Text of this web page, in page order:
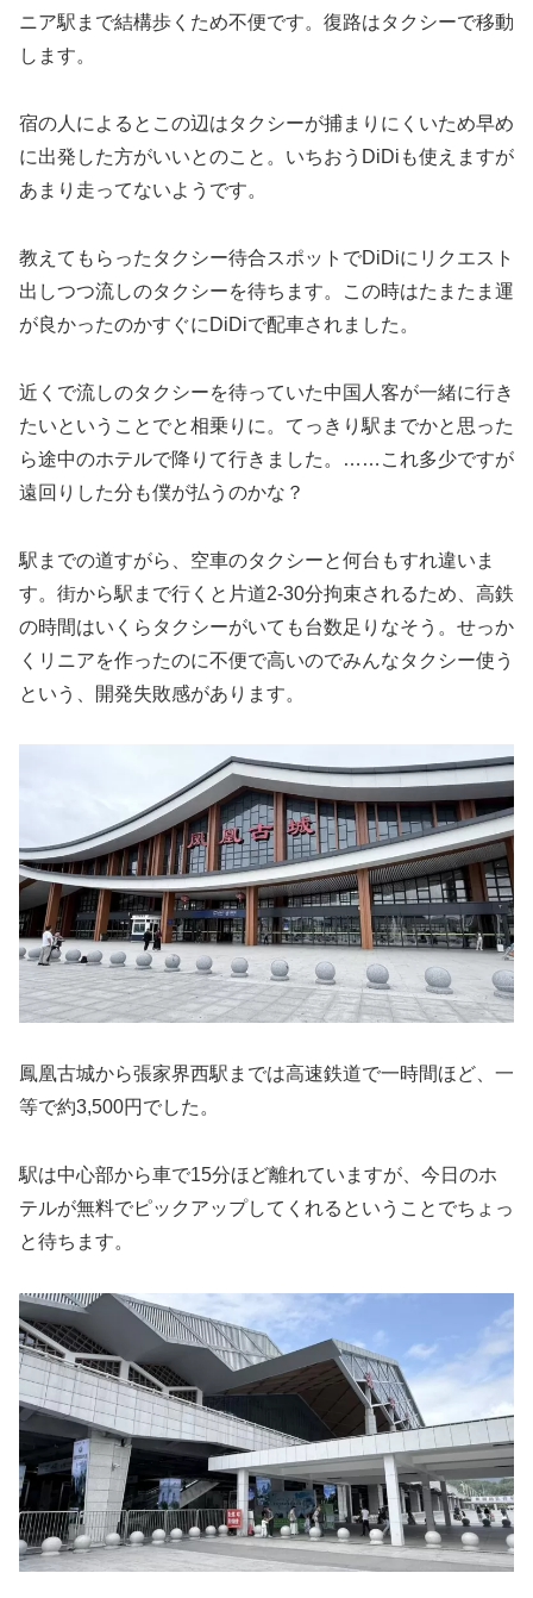
ニア駅まで結構歩くため不便です。復路はタクシーで移動
します。
宿の人によるとこの辺はタクシーが捕まりにくいため早め
に出発した方がいいとのこと。いちおうDiDiも使えますが
あまり走ってないようです。
教えてもらったタクシー待合スポットでDiDiにリクエスト
出しつつ流しのタクシーを待ちます。この時はたまたま運
が良かったのかすぐにDiDiで配車されました。
近くで流しのタクシーを待っていた中国人客が一緒に行き
たいということでと相乗りに。てっきり駅までかと思った
ら途中のホテルで降りて行きました。……これ多少ですが
遠回りした分も僕が払うのかな？
駅までの道すがら、空車のタクシーと何台もすれ違いま
す。街から駅まで行くと片道2-30分拘束されるため、高鉄
の時間はいくらタクシーがいても台数足りなそう。せっか
くリニアを作ったのに不便で高いのでみんなタクシー使う
という、開発失敗感があります。
鳳凰古城から張家界西駅までは高速鉄道で一時間ほど、一
等で約3,500円でした。
駅は中心部から車で15分ほど離れていますが、今日のホ
テルが無料でピックアップしてくれるということでちょっ
と待ちます。